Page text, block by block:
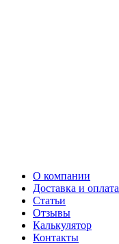
О компании
Доставка и оплата
Статьи
Отзывы
Калькулятор
Контакты